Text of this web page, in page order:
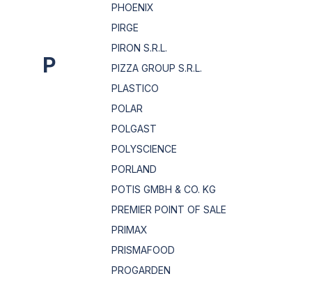
P
PHOENIX
PIRGE
PIRON S.R.L.
PIZZA GROUP S.R.L.
PLASTICO
POLAR
POLGAST
POLYSCIENCE
PORLAND
POTIS GMBH & CO. KG
PREMIER POINT OF SALE
PRIMAX
PRISMAFOOD
PROGARDEN